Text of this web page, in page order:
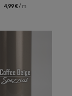
4,99€/ m